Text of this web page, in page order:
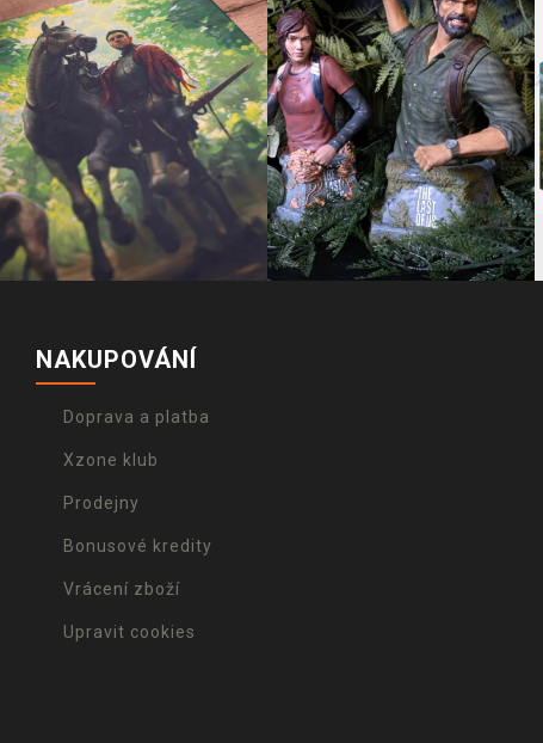
NAKUPOVÁNÍ
Doprava a platba
Xzone klub
Prodejny
Bonusové kredity
Vrácení zboží
Upravit cookies